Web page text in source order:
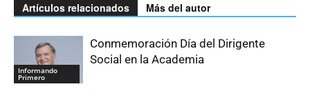
Artículos relacionados Más del autor
Informando
Primero
Conmemoración Día del Dirigente
Social en la Academia